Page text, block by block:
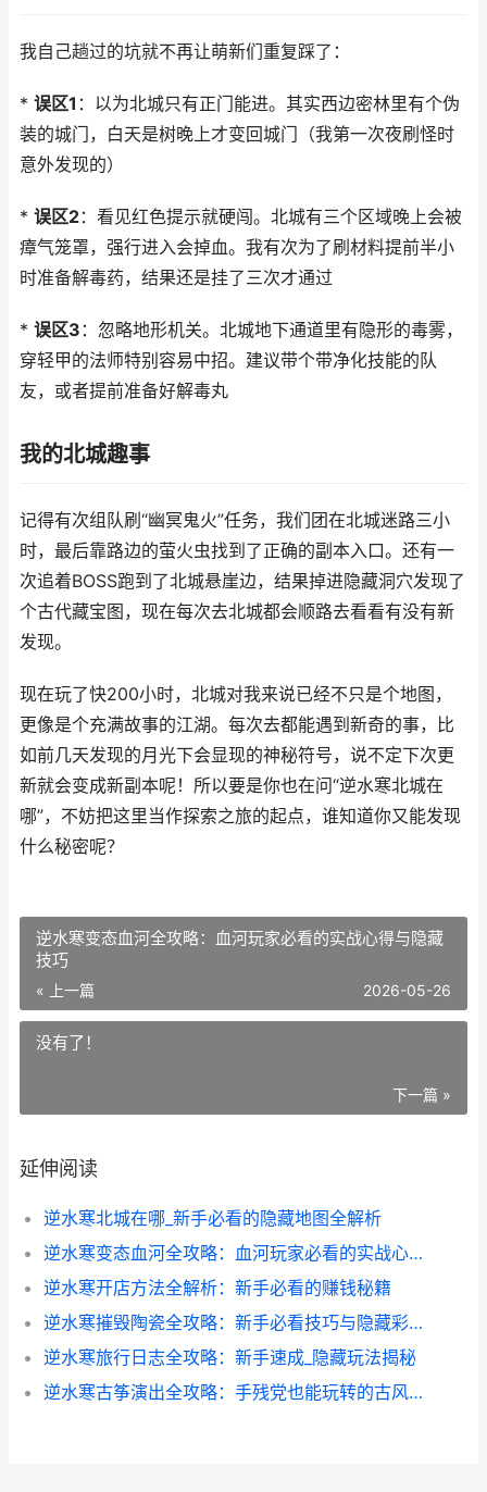
我自己趟过的坑就不再让萌新们重复踩了：
* 误区1 ：以为北城只有正门能进。其实西边密林里有个伪
装的城门，白天是树晚上才变回城门（我第一次夜刷怪时
意外发现的）
* 误区2：看见红色提示就硬闯。北城有三个区域晚上会被
瘴气笼罩，强行进入会掉血。我有次为了刷材料提前半小
时准备解毒药，结果还是挂了三次才通过
* 误区3 ：忽略地形机关。北城地下通道里有隐形的毒雾，
穿轻甲的法师特别容易中招。建议带个带净化技能的队
友，或者提前准备好解毒丸
我的北城趣事
记得有次组队刷“幽冥鬼火”任务，我们团在北城迷路三小
时，最后靠路边的萤火虫找到了正确的副本入口。还有一
次追着BOSS跑到了北城悬崖边，结果掉进隐藏洞穴发现了
个古代藏宝图，现在每次去北城都会顺路去看看有没有新
发现。
现在玩了快200小时，北城对我来说已经不只是个地图，
更像是个充满故事的江湖。每次去都能遇到新奇的事，比
如前几天发现的月光下会显现的神秘符号，说不定下次更
新就会变成新副本呢！所以要是你也在问“逆水寒北城在
哪”，不妨把这里当作探索之旅的起点，谁知道你又能发现
什么秘密呢？
逆水寒变态血河全攻略：血河玩家必看的实战心得与隐藏
技巧
« 上一篇 2026-05-26
没有了！
下一篇 »
延伸阅读
逆水寒北城在哪_新手必看的隐藏地图全解析
逆水寒变态血河全攻略：血河玩家必看的实战心得与隐藏技巧
逆水寒开店方法全解析：新手必看的赚钱秘籍
逆水寒摧毁陶瓷全攻略：新手必看技巧与隐藏彩蛋
逆水寒旅行日志全攻略：新手速成_隐藏玩法揭秘
逆水寒古筝演出全攻略：手残党也能玩转的古风演出秘籍